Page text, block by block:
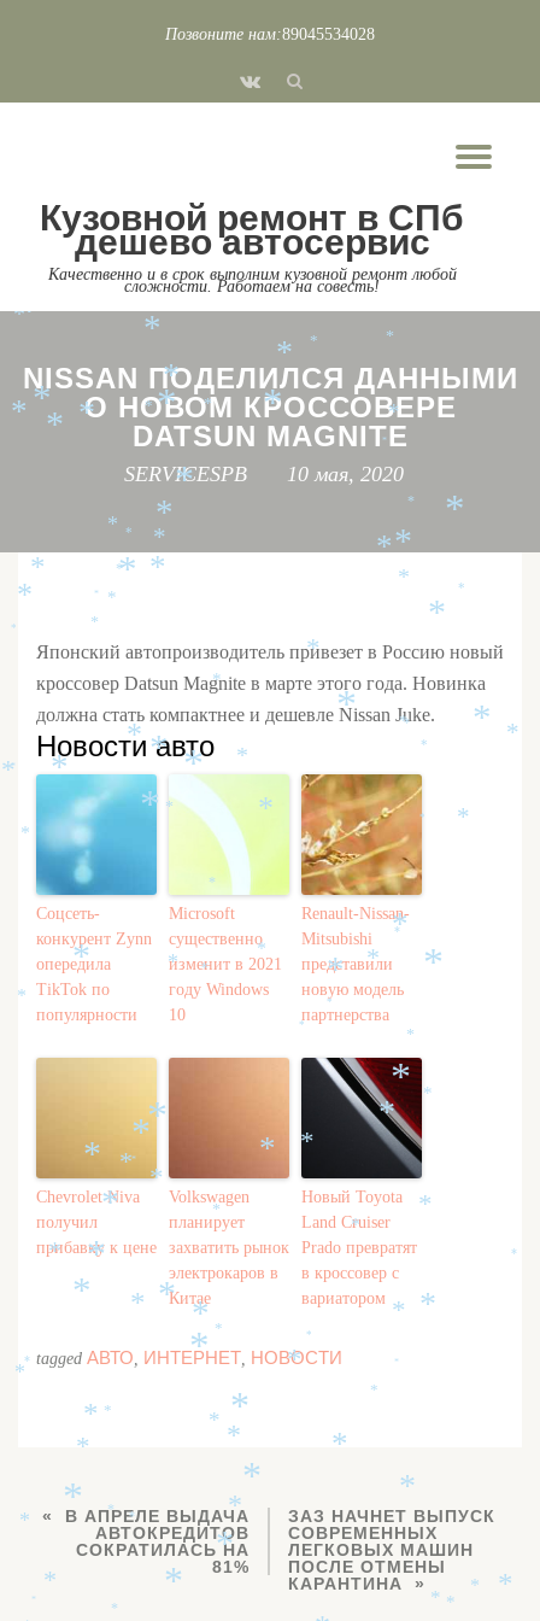
Позвоните нам:89045534028
fa-
Кузовной ремонт в СПб
дешево автосервис
Качественно и в срок выполним кузовной ремонт любой
сложности. Работаем на совесть!
NISSAN ПОДЕЛИЛСЯ ДАННЫМИ
О НОВОМ КРОССОВЕРЕ
DATSUN MAGNITE
SERVICESPB 10 мая, 2020
Японский автопроизводитель привезет в Россию новый
кроссовер Datsun Magnite в марте этого года. Новинка
должна стать компактнее и дешевле Nissan Juke.
Новости авто
Соцсеть-
конкурент Zynn
опередила
TikTok по
популярности
Microsoft
существенно
изменит в 2021
году Windows
10
Renault-Nissan-
Mitsubishi
представили
новую модель
партнерства
Chevrolet Niva
получил
прибавку к цене
Volkswagen
планирует
захватить рынок
электрокаров в
Китае
Новый Toyota
Land Cruiser
Prado превратят
в кроссовер с
вариатором
tagged АВТО, ИНТЕРНЕТ, НОВОСТИ
В АПРЕЛЕ ВЫДАЧА
АВТОКРЕДИТОВ
СОКРАТИЛАСЬ НА
81%
ЗАЗ НАЧНЕТ ВЫПУСК
СОВРЕМЕННЫХ
ЛЕГКОВЫХ МАШИН
ПОСЛЕ ОТМЕНЫ
КАРАНТИНА
*
*
*
*
*
*
*
*
*
*
*
*
*
*
*
*
*
*
*
*
*
*
*
*
*
*
*
*
*
*
*
*
*
*
*
*
*
*
*
*
*
*
*
*
*
*
*
*
*
*
*
*
*
*
*
* *
*
*
*
*
*
*
*
*
*
*
*
* *
*
*
*
*
*
*
*
*
*
*
*
*
*
*
*
*
*
*
*
*
*
*
*
*
*
*
*
*
*
*
*
*
*
*
*
*
*
*
*
*
*
*
*
*
*
*
*
*
*
*
*
*
*
*
*
*
*
*
*
*
*
*
*
*
*
*
*
*
*
*
*
*
*
*
*